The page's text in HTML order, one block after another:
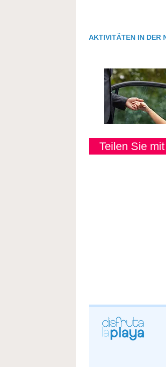
AKTIVITÄTEN IN DER
Teilen Sie